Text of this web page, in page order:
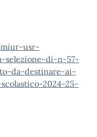
usr-
di-n-57-
da-destinare-ai-
2024-25-